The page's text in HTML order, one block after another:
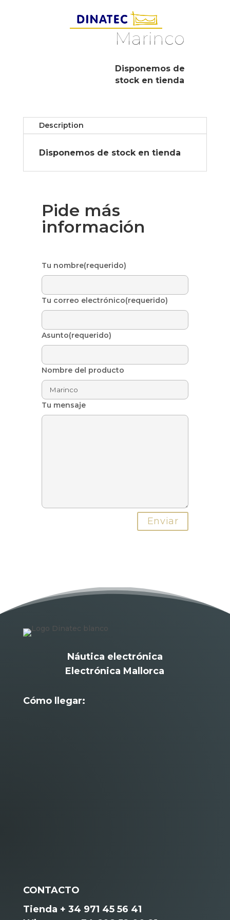
Marinco
Disponemos de
stock en tienda
Description
Disponemos de stock en tienda
Pide más
información
Tu nombre(requerido)
Tu correo electrónico(requerido)
Asunto(requerido)
Nombre del producto
Tu mensaje
Náutica electrónica
Electrónica Mallorca
Cómo llegar:
CONTACTO
Tienda + 34 971 45 56 41